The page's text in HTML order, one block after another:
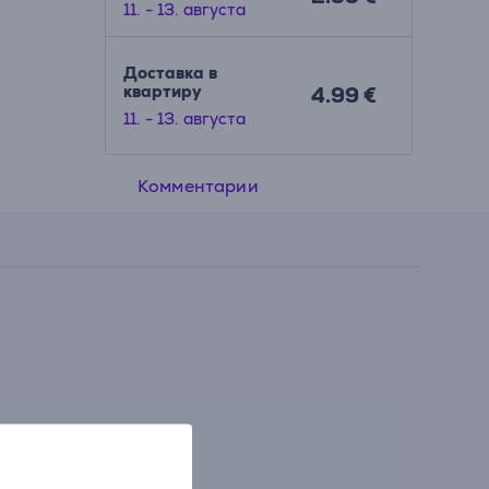
11. - 13. августа
Доставка в
квартиру
11. - 13. августа
4.99 €
Комментарии